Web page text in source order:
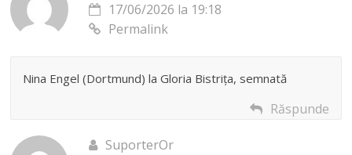
17/06/2026 la 19:18
Permalink
Nina Engel (Dortmund) la Gloria Bistrița, semnată
Răspunde
SuporterOr